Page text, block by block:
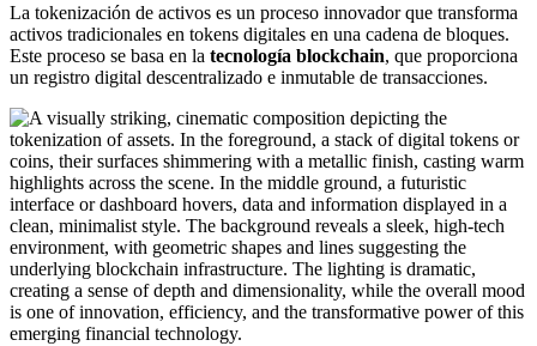
La tokenización de activos es un proceso innovador que transforma
activos tradicionales en tokens digitales en una cadena de bloques.
Este proceso se basa en la tecnología blockchain, que proporciona
un registro digital descentralizado e inmutable de transacciones.